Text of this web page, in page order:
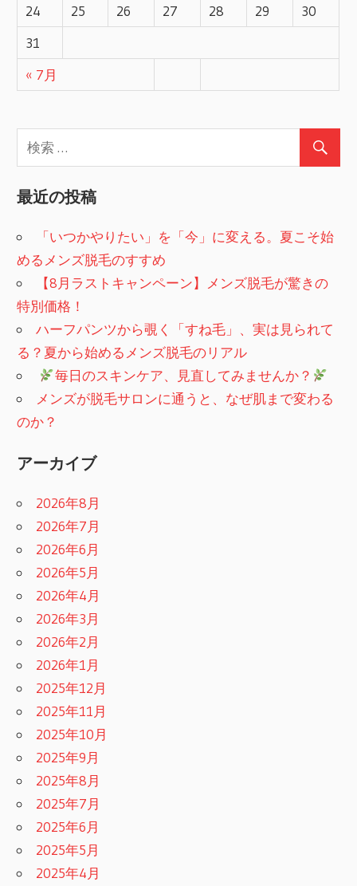
ョ
ン
« 7月
24
25 26 27 28 29
30
31
最近の投稿
「いつかやりたい」を「今」に変える。夏こそ始
めるメンズ脱毛のすすめ
【8月ラストキャンペーン】メンズ脱毛が驚きの
特別価格！
ハーフパンツから覗く「すね毛」、実は見られて
る？夏から始めるメンズ脱毛のリアル
毎日のスキンケア、見直してみませんか？
メンズが脱毛サロンに通うと、なぜ肌まで変わる
のか？
アーカイブ
2026年8月
2026年7月
2026年6月
2026年5月
2026年4月
2026年3月
2026年2月
2026年1月
2025年12月
2025年11月
2025年10月
2025年9月
2025年8月
2025年7月
2025年6月
2025年5月
2025年4月